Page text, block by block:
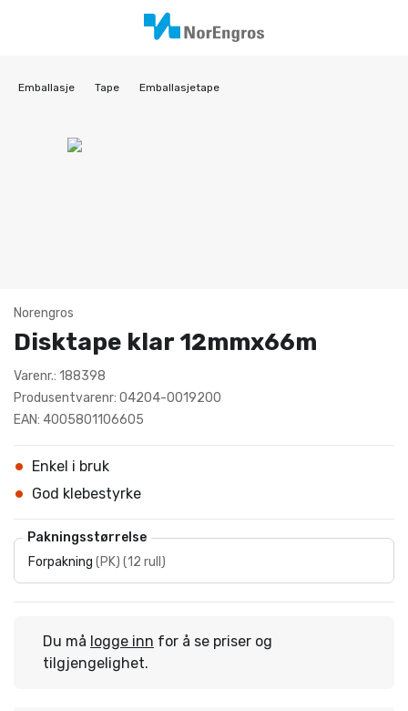
Emballasje Tape Emballasjetape
Norengros
Disktape klar 12mmx66m
Varenr.: 188398
Produsentvarenr: 04204-0019200
EAN: 4005801106605
Enkel i bruk
God klebestyrke
Pakningsstørrelse
Forpakning (PK) (12 rull )
Du må logge inn for å se priser og
tilgjengelighet.